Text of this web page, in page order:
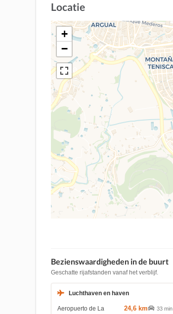
Locatie
+
−
Bezienswaardigheden in de buurt
Geschatte rijafstanden vanaf het verblijf.
Luchthaven en haven
Aeropuerto de La
24,6 km 33 min